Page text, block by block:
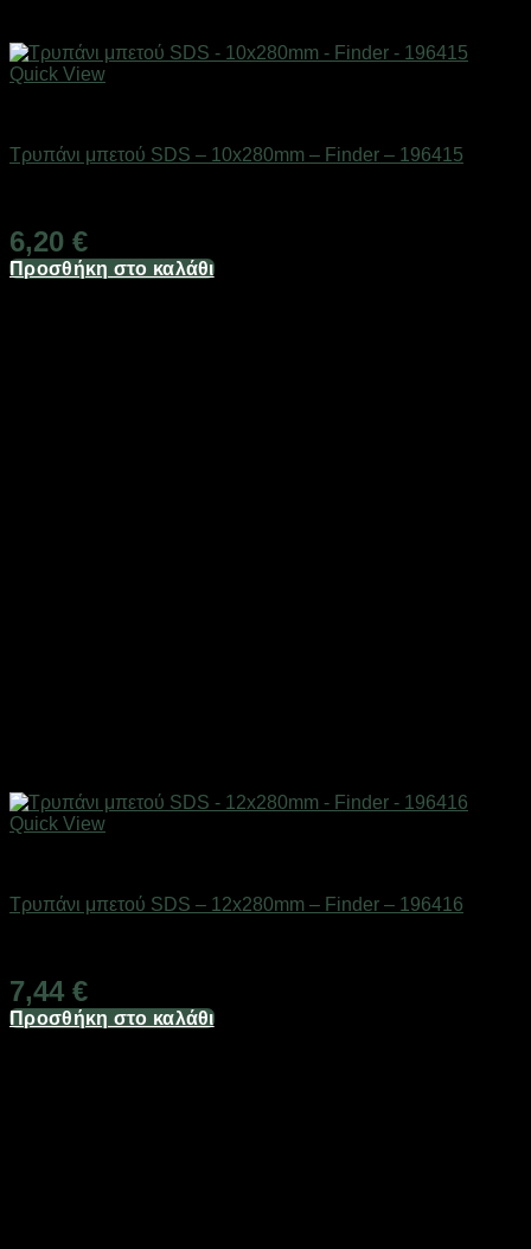
Quick View
Τρυπάνι μπετού SDS – 10x280mm – Finder – 196415
6,20 €
Προσθήκη στο καλάθι
Quick View
Τρυπάνι μπετού SDS – 12x280mm – Finder – 196416
7,44 €
Προσθήκη στο καλάθι